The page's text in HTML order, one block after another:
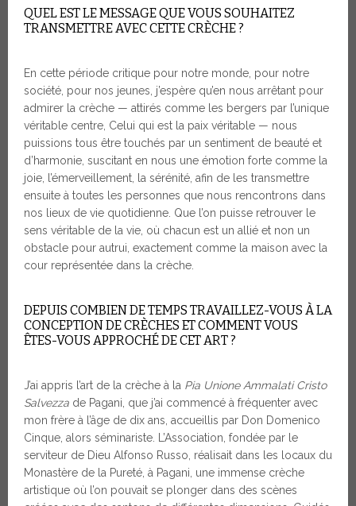
QUEL EST LE MESSAGE QUE VOUS SOUHAITEZ
TRANSMETTRE AVEC CETTE CRÈCHE ?
En cette période critique pour notre monde, pour notre
société, pour nos jeunes, j’espère qu’en nous arrêtant pour
admirer la crèche — attirés comme les bergers par l’unique
véritable centre, Celui qui est la paix véritable — nous
puissions tous être touchés par un sentiment de beauté et
d’harmonie, suscitant en nous une émotion forte comme la
joie, l’émerveillement, la sérénité, afin de les transmettre
ensuite à toutes les personnes que nous rencontrons dans
nos lieux de vie quotidienne. Que l’on puisse retrouver le
sens véritable de la vie, où chacun est un allié et non un
obstacle pour autrui, exactement comme la maison avec la
cour représentée dans la crèche.
DEPUIS COMBIEN DE TEMPS TRAVAILLEZ-VOUS À LA
CONCEPTION DE CRÈCHES ET COMMENT VOUS
ÊTES-VOUS APPROCHÉ DE CET ART ?
J’ai appris l’art de la crèche à la Pia Unione Ammalati Cristo
Salvezza de Pagani, que j’ai commencé à fréquenter avec
mon frère à l’âge de dix ans, accueillis par Don Domenico
Cinque, alors séminariste. L’Association, fondée par le
serviteur de Dieu Alfonso Russo, réalisait dans les locaux du
Monastère de la Pureté, à Pagani, une immense crèche
artistique où l’on pouvait se plonger dans des scènes